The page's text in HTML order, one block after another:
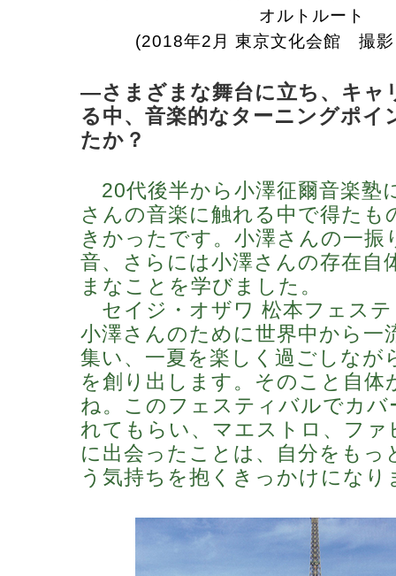
オルトルート
(2018年2月 東京文化会館 撮影
―さまざまな舞台に立ち、キャ
る中、音楽的なターニングポイ
たか？
20代後半から小澤征爾音楽塾
さんの音楽に触れる中で得たも
きかったです。小澤さんの一振
音、さらには小澤さんの存在自
まなことを学びました。
セイジ・オザワ 松本フェス
小澤さんのために世界中から一
集い、一夏を楽しく過ごしなが
を創り出します。そのこと自体
ね。このフェスティバルでカバ
れてもらい、マエストロ、ファ
に出会ったことは、自分をもっ
う気持ちを抱くきっかけになり